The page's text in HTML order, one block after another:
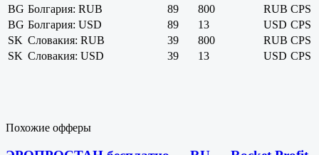
BG Болгария: RUB 89 800 RUB CPS
BG Болгария: USD 89 13 USD CPS
SK Словакия: RUB 39 800 RUB CPS
SK Словакия: USD 39 13 USD CPS
Похожие офферы